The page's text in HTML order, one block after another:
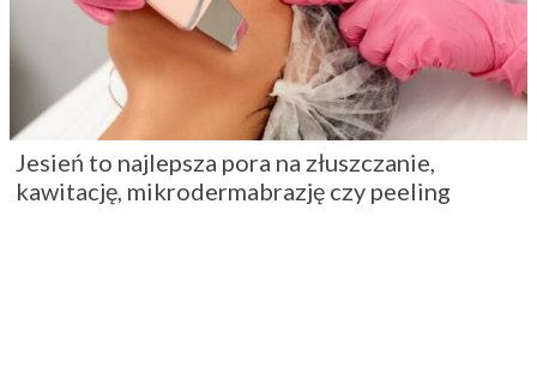
Jesień to najlepsza pora na złuszczanie,
kawitację, mikrodermabrazję czy peeling